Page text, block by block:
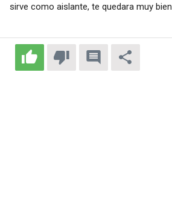
sirve como aislante, te quedara muy bien.